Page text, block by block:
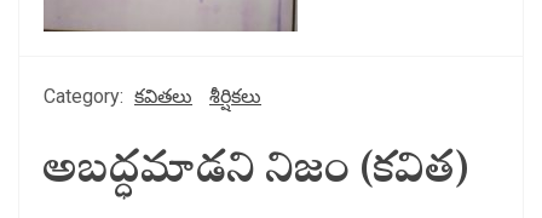
Category: కవితలు శీర్షికలు
అబద్ధమాడని నిజం (కవిత)